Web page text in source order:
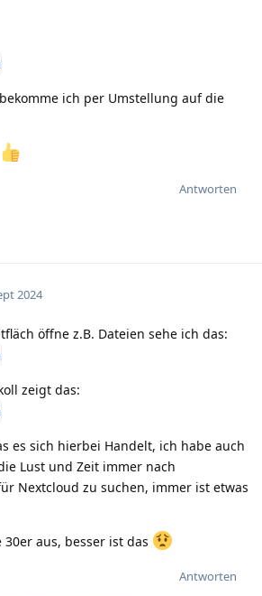
ich per Umstellung auf die
Antworten
2024
öffne z.B. Dateien sehe ich das:
zeigt das:
es sich hierbei Handelt, ich habe auch
Lust und Zeit immer nach
Nextcloud zu suchen, immer ist etwas
aus, besser ist das
Antworten